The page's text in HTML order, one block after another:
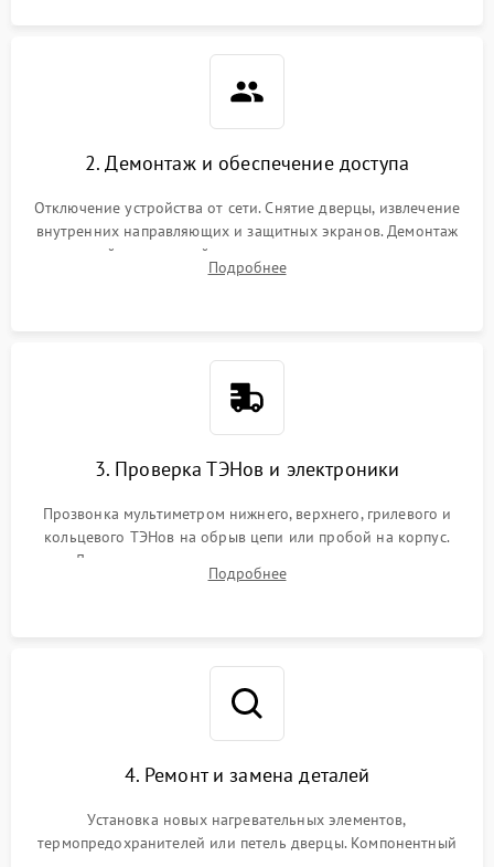
2. Демонтаж и обеспечение доступа
Отключение устройства от сети. Снятие дверцы, извлечение
внутренних направляющих и защитных экранов. Демонтаж
задней или верхней панели для прямого доступа к
нагревательным элементам, плате и вентиляторам.
Подробнее
3. Проверка ТЭНов и электроники
Прозвонка мультиметром нижнего, верхнего, грилевого и
кольцевого ТЭНов на обрыв цепи или пробой на корпус.
Диагностика термостата, датчиков температуры,
переключателя режимов и мотора конвекции.
Подробнее
4. Ремонт и замена деталей
Установка новых нагревательных элементов,
термопредохранителей или петель дверцы. Компонентный